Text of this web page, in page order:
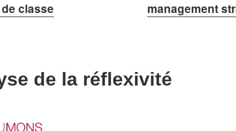
classe
management
de la réflexivité